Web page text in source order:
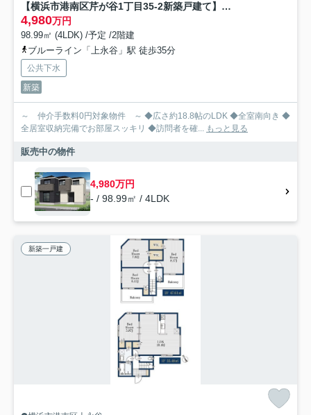
【横浜市港南区芹が谷1丁目35-2新築戸建て】★仲介手数料無料★（芹が谷小学校・芹が谷中学校）
4,980万円
98.99㎡ (4LDK) /予定 /2階建
ブルーライン「上永谷」駅 徒歩35分
公共下水
新築
～ 仲介手数料0円対象物件 ～ ◆広さ約18.8帖のLDK ◆全室南向き ◆
全居室収納完備でお部屋スッキリ ◆訪問者を確... もっと見る
販売中の物件
4,980万円
- / 98.99㎡ / 4LDK
新築一戸建